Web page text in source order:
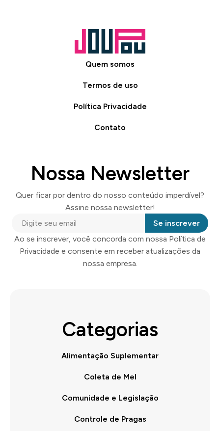
Quem somos
Termos de uso
Política Privacidade
Contato
Nossa Newsletter
Quer ficar por dentro do nosso conteúdo imperdível?
Assine nossa newsletter!
Se inscrever
Ao se inscrever, você concorda com nossa Política de
Privacidade e consente em receber atualizações da
nossa empresa.
Categorias
Alimentação Suplementar
Coleta de Mel
Comunidade e Legislação
Controle de Pragas